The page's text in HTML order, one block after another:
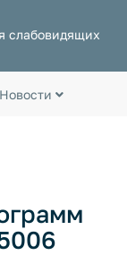
слабовидящих
Новости